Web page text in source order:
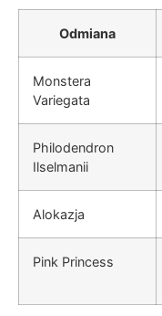
Odmiana
Monstera
Variegata
Philodendron
Ilselmanii
Alokazja
Pink Princess